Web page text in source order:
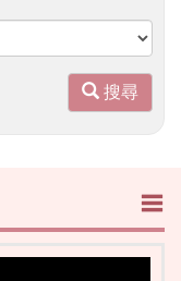
搜尋